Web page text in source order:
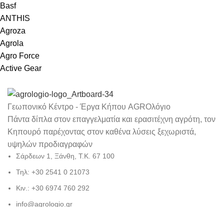
Basf
ANTHIS
Agroza
Agrola
Agro Force
Active Gear
Γεωπονικό Κέντρο - Έργα Κήπου AGROλόγιο
Πάντα δίπλα στον επαγγελματία και ερασιτέχνη αγρότη, τον
Κηπουρό παρέχοντας στον καθένα λύσεις ξεχωριστά,
υψηλών προδιαγραφών
Σάρδεων 1, Ξάνθη, Τ.Κ. 67 100
Τηλ: +30 2541 0 21073
Κιν.: +30 6974 760 292
info@agrologio.gr